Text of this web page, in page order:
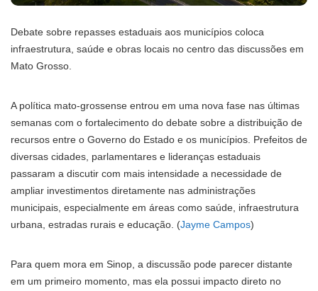
Debate sobre repasses estaduais aos municípios coloca
infraestrutura, saúde e obras locais no centro das discussões em
Mato Grosso.
A política mato-grossense entrou em uma nova fase nas últimas
semanas com o fortalecimento do debate sobre a distribuição de
recursos entre o Governo do Estado e os municípios. Prefeitos de
diversas cidades, parlamentares e lideranças estaduais
passaram a discutir com mais intensidade a necessidade de
ampliar investimentos diretamente nas administrações
municipais, especialmente em áreas como saúde, infraestrutura
urbana, estradas rurais e educação. (Jayme Campos)
Para quem mora em Sinop, a discussão pode parecer distante
em um primeiro momento, mas ela possui impacto direto no